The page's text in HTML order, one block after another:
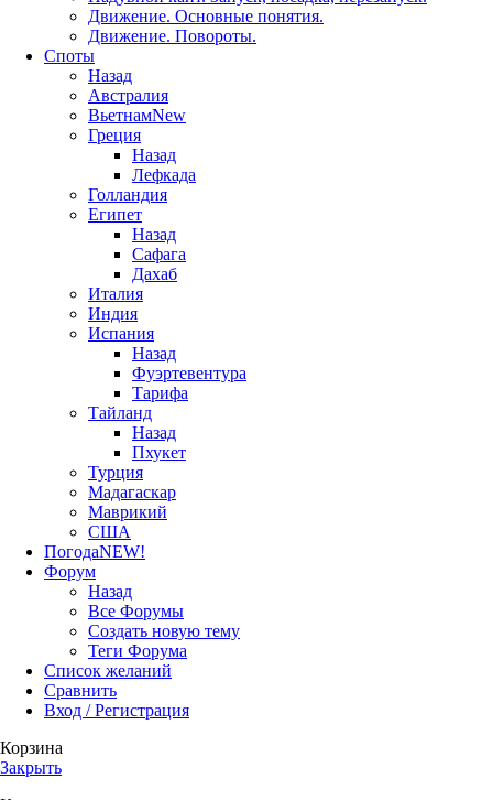
Движение. Основные понятия.
Движение. Повороты.
Споты
Назад
Австралия
ВьетнамNew
Греция
Назад
Лефкада
Голландия
Египет
Назад
Сафага
Дахаб
Италия
Индия
Испания
Назад
Фуэртевентура
Тарифа
Тайланд
Назад
Пхукет
Турция
Мадагаскар
Маврикий
США
ПогодаNEW!
Форум
Назад
Все Форумы
Создать новую тему
Теги Форума
Список желаний
Сравнить
Вход / Регистрация
Корзина
Закрыть